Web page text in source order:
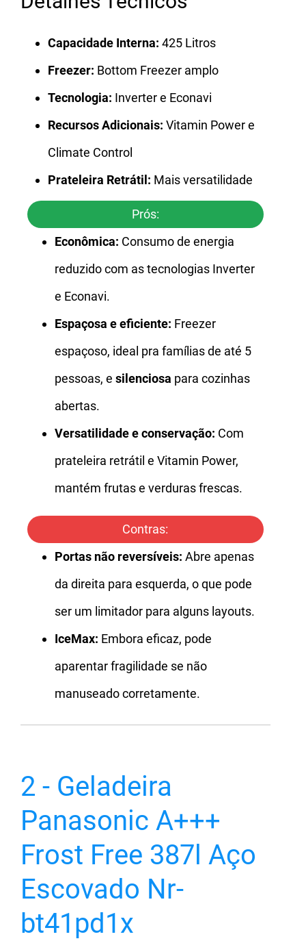
Capacidade Interna: 425 Litros
Freezer: Bottom Freezer amplo
Tecnologia: Inverter e Econavi
Recursos Adicionais: Vitamin Power e
Climate Control
Prateleira Retrátil: Mais versatilidade
Prós:
Econômica: Consumo de energia
reduzido com as tecnologias Inverter
e Econavi.
Espaçosa e eficiente: Freezer
espaçoso, ideal pra famílias de até 5
pessoas, e silenciosa para cozinhas
abertas.
Versatilidade e conservação: Com
prateleira retrátil e Vitamin Power,
mantém frutas e verduras frescas.
Contras:
Portas não reversíveis: Abre apenas
da direita para esquerda, o que pode
ser um limitador para alguns layouts.
IceMax: Embora eficaz, pode
aparentar fragilidade se não
manuseado corretamente.
2 - Geladeira
Panasonic A+++
Frost Free 387l Aço
Escovado Nr-
bt41pd1x